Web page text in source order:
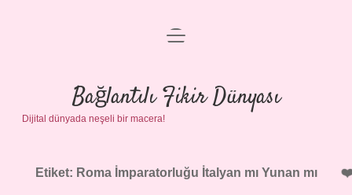
Anasayfa
Gizlilik Politikası
Yasal Uyarı
menüyü
Bağlantılı Fikir Dünyası
Dijital dünyada neşeli bir macera!
Etiket: Roma İmparatorluğu İtalyan mı Yunan mı